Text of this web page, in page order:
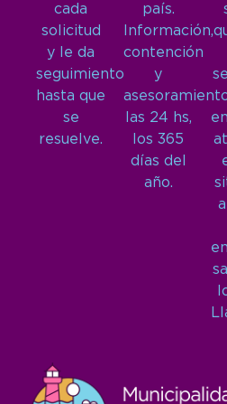
cada
solicitud
y le da
seguimiento
hasta que
se
resuelve.
país.
Información,
contención
y
las 24 hs,
los 365
días del
año.